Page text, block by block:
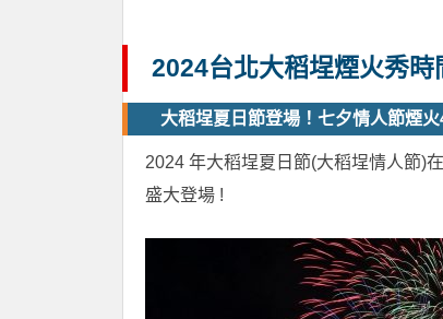
2024台北大稻埕煙火秀
大稻埕夏日節登場！七夕情人節煙
2024 年大稻埕夏日節(大稻埕情人節)在
盛大登場 !